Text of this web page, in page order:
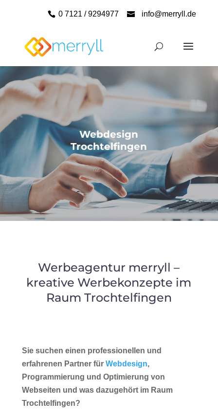
0 7121 / 9294977 info@merryll.de
Webdesign
Trochtelfingen
Werbeagentur merryll –
kreative Werbekonzepte im
Raum Trochtelfingen
Sie suchen einen professionellen und
erfahrenen Partner für Webdesign,
Programmierung und Optimierung von
Webseiten und was dazugehört im Raum
Trochtelfingen?